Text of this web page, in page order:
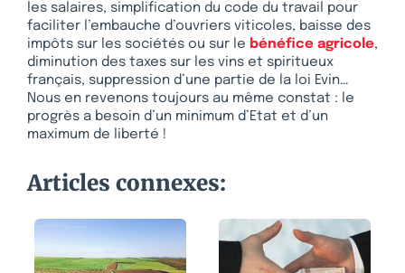
les salaires, simplification du code du travail pour
faciliter l’embauche d’ouvriers viticoles, baisse des
impôts sur les sociétés ou sur le bénéfice agricole,
diminution des taxes sur les vins et spiritueux
français, suppression d’une partie de la loi Evin…
Nous en revenons toujours au même constat : le
progrès a besoin d’un minimum d’Etat et d’un
maximum de liberté !
Articles connexes: